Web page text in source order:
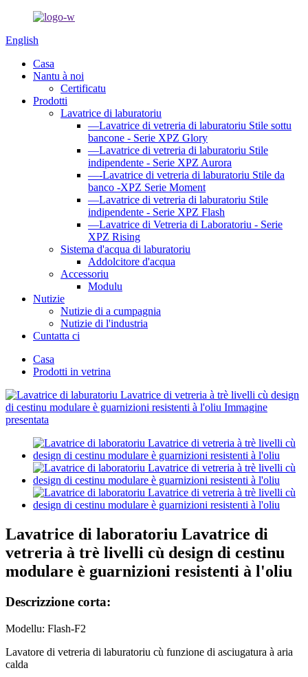
English
Casa
Nantu à noi
Certificatu
Prodotti
Lavatrice di laburatoriu
—Lavatrice di vetreria di laburatoriu Stile sottu
bancone - Serie XPZ Glory
—Lavatrice di vetreria di laburatoriu Stile
indipendente - Serie XPZ Aurora
—-Lavatrice di vetreria di laburatoriu Stile da
banco -XPZ Serie Moment
—Lavatrice di vetreria di laburatoriu Stile
indipendente - Serie XPZ Flash
—Lavatrice di Vetreria di Laboratoriu - Serie
XPZ Rising
Sistema d'acqua di laburatoriu
Addolcitore d'acqua
Accessoriu
Modulu
Nutizie
Nutizie di a cumpagnia
Nutizie di l'industria
Cuntatta ci
Casa
Prodotti in vetrina
Lavatrice di laboratoriu Lavatrice di
vetreria à trè livelli cù design di cestinu
modulare è guarnizioni resistenti à l'oliu
Descrizzione corta:
Modellu: Flash-F2
Lavatore di vetreria di laburatoriu cù funzione di asciugatura à aria
calda